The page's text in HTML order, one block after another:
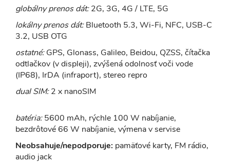
globálny prenos dát:2G, 3G, 4G / LTE, 5G
lokálny prenos dát:Bluetooth 5.3, Wi-Fi, NFC, USB-C
3.2, USB OTG
ostatné:GPS, Glonass, Galileo, Beidou, QZSS, čítačka
odtlačkov (v displeji), zvýšená odolnosť voči vode
(IP68), IrDA (infraport), stereo repro
dual SIM:2 x nanoSIM
batéria:5600 mAh, rýchle 100 W nabíjanie,
bezdrôtové 66 W nabíjanie, výmena v servise
Neobsahuje/nepodporuje: pamäťové karty, FM rádio,
audio jack